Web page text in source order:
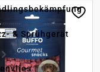
& Sprühgerät